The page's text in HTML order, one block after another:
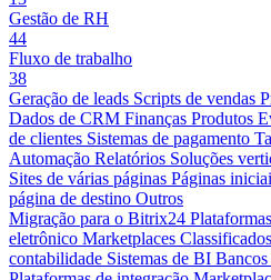
Gestão de RH
44
Fluxo de trabalho
38
Geração de leads Scripts de vendas
Dados de CRM Finanças Produtos
de clientes Sistemas de pagamento
Automação Relatórios Soluções
Sites de várias páginas Páginas
página de destino Outros
Migração para o Bitrix24
eletrônico Marketplaces Classificados
contabilidade Sistemas de BI Bancos